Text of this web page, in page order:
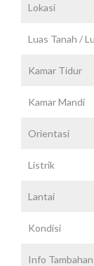
Lokasi
Luas Tanah /
Kamar Tidur
Kamar Mandi
Orientasi
Listrik
Lantai
Kondisi
Info Tambahan